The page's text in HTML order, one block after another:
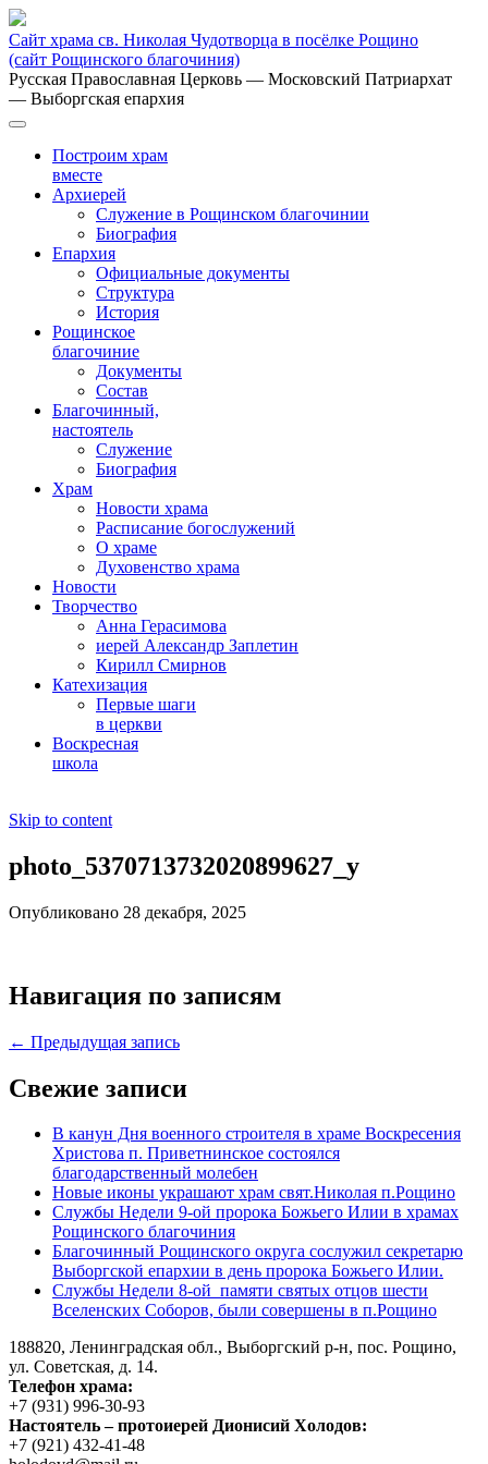
Сайт храма св. Николая Чудотворца в посёлке Рощино
(сайт Рощинского благочиния)
Русская Православная Церковь — Московский Патриархат
— Выборгская епархия
Построим храм
вместе
Архиерей
Служение в Рощинском благочинии
Биография
Епархия
Официальные документы
Структура
История
Рощинское
благочиние
Документы
Состав
Благочинный,
настоятель
Служение
Биография
Храм
Новости храма
Расписание богослужений
О храме
Духовенство храма
Новости
Творчество
Анна Герасимова
иерей Александр Заплетин
Кирилл Смирнов
Катехизация
Первые шаги
в церкви
Воскресная
школа
Skip to content
photo_5370713732020899627_y
Опубликовано 28 декабря, 2025
Навигация по записям
← Предыдущая запись
Свежие записи
В канун Дня военного строителя в храме Воскресения
Христова п. Приветнинское состоялся
благодарственный молебен
Новые иконы украшают храм свят.Николая п.Рощино
Службы Недели 9-ой пророка Божьего Илии в храмах
Рощинского благочиния
Благочинный Рощинского округа сослужил секретарю
Выборгской епархии в день пророка Божьего Илии.
Службы Недели 8-ой памяти святых отцов шести
Вселенских Соборов, были совершены в п.Рощино
188820, Ленинградская обл., Выборгский р-н, пос. Рощино,
ул. Советская, д. 14.
Телефон храма:
+7 (931) 996-30-93
Настоятель – протоиерей Дионисий Холодов:
+7 (921) 432-41-48